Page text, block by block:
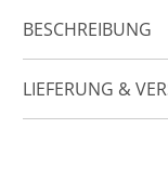
BESCHREIBUNG
LIEFERUNG &